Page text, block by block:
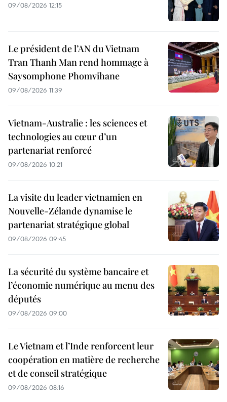
09/08/2026 12:15
Le président de l’AN du Vietnam
Tran Thanh Man rend hommage à
Saysomphone Phomvihane
09/08/2026 11:39
Vietnam-Australie : les sciences et
technologies au cœur d’un
partenariat renforcé
09/08/2026 10:21
La visite du leader vietnamien en
Nouvelle-Zélande dynamise le
partenariat stratégique global
09/08/2026 09:45
La sécurité du système bancaire et
l’économie numérique au menu des
députés
09/08/2026 09:00
Le Vietnam et l’Inde renforcent leur
coopération en matière de recherche
et de conseil stratégique
09/08/2026 08:16